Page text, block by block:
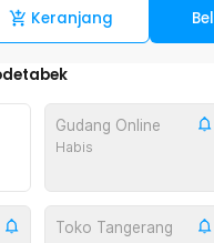
Keranjang
Gudang Online
Habis
Toko Tangerang